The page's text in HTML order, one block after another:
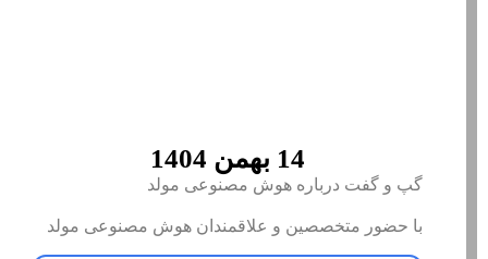
14 بهمن 1404
گپ و گفت درباره هوش مصنوعی مولد
با حضور متخصصین و علاقمندان هوش مصنوعی مولد